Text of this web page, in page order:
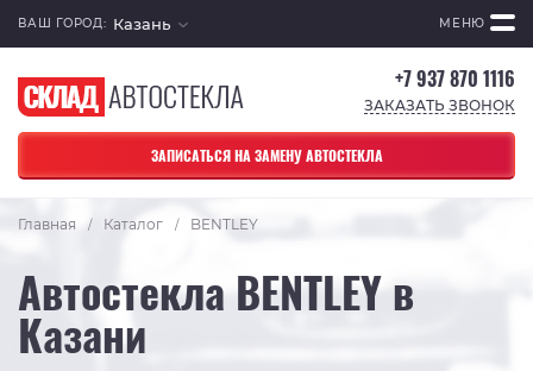
ВАШ ГОРОД: Казань МЕНЮ
+7 937 870 1116
ЗАКАЗАТЬ ЗВОНОК
ЗАПИСАТЬСЯ НА ЗАМЕНУ АВТОСТЕКЛА
Главная / Каталог / BENTLEY
Автостекла BENTLEY в
Казани